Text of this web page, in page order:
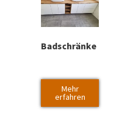
Badschränke
Mehr
erfahren